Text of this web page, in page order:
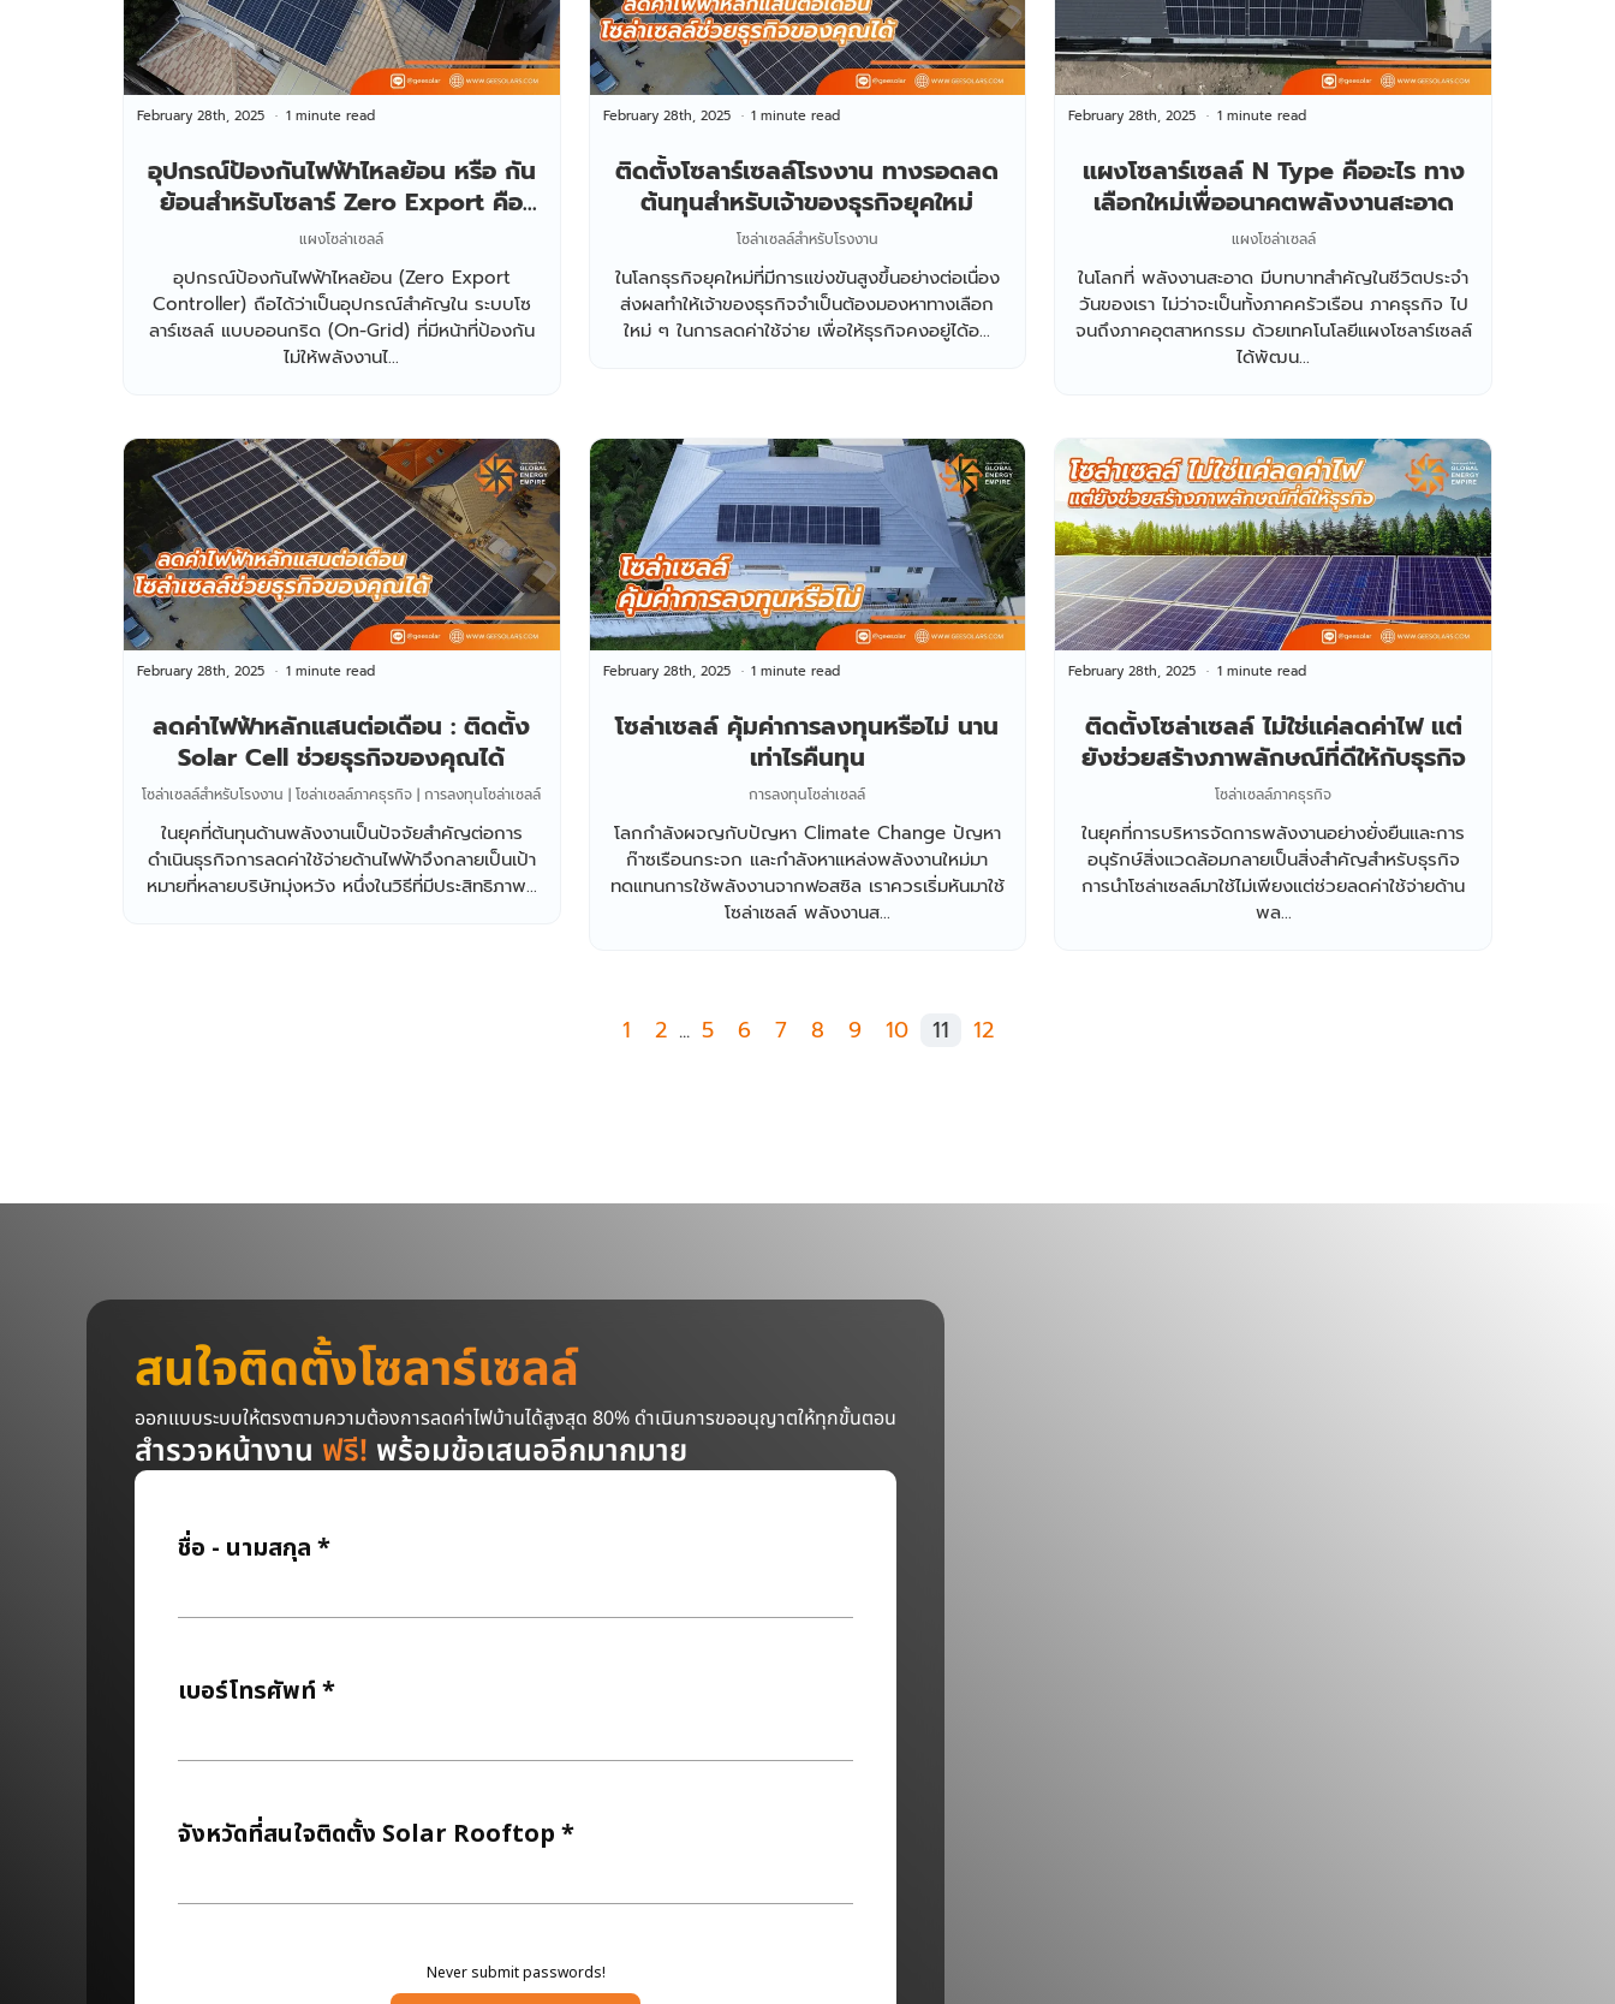
อุปกรณ์ป้องกันไฟฟ้าไหลย้อน หรือ กัน
ย้อนสำหรับโซลาร์ Zero Export คือ
อะไร ทำไมอินเวอร์เตอร์ทุกตัวต้องมี
February 28th, 2025 1 minute read
แผงโซล่าเซลล์
อุปกรณ์ป้องกันไฟฟ้าไหลย้อน (Zero Export
Controller) ถือได้ว่าเป็นอุปกรณ์สำคัญใน ระบบโซ
ลาร์เซลล์ แบบออนกริด (On-Grid) ที่มีหน้าที่ป้องกัน
ไม่ให้พลังงานไ...
ติดตั้งโซลาร์เซลล์โรงงาน ทางรอดลด
ต้นทุนสำหรับเจ้าของธุรกิจยุคใหม่
February 28th, 2025 1 minute read
โซล่าเซลล์สำหรับโรงงาน
ในโลกธุรกิจยุคใหม่ที่มีการแข่งขันสูงขึ้นอย่างต่อเนื่อง
ส่งผลทำให้เจ้าของธุรกิจจำเป็นต้องมองหาทางเลือก
ใหม่ ๆ ในการลดค่าใช้จ่าย เพื่อให้ธุรกิจคงอยู่ได้อ...
แผงโซลาร์เซลล์ N Type คืออะไร ทาง
เลือกใหม่เพื่ออนาคตพลังงานสะอาด
February 28th, 2025 1 minute read
แผงโซล่าเซลล์
ในโลกที่ พลังงานสะอาด มีบทบาทสำคัญในชีวิตประจำ
วันของเรา ไม่ว่าจะเป็นทั้งภาคครัวเรือน ภาคธุรกิจ ไป
จนถึงภาคอุตสาหกรรม ด้วยเทคโนโลยีแผงโซลาร์เซลล์
ได้พัฒน...
ลดค่าไฟฟ้าหลักแสนต่อเดือน : ติดตั้ง
Solar Cell ช่วยธุรกิจของคุณได้
February 28th, 2025 1 minute read
โซล่าเซลล์สำหรับโรงงาน | โซล่าเซลล์ภาคธุรกิจ | การลงทุนโซล่าเซลล์
ในยุคที่ต้นทุนด้านพลังงานเป็นปัจจัยสำคัญต่อการ
ดำเนินธุรกิจการลดค่าใช้จ่ายด้านไฟฟ้าจึงกลายเป็นเป้า
หมายที่หลายบริษัทมุ่งหวัง หนึ่งในวิธีที่มีประสิทธิภาพ...
โซล่าเซลล์ คุ้มค่าการลงทุนหรือไม่ นาน
เท่าไรคืนทุน
February 28th, 2025 1 minute read
การลงทุนโซล่าเซลล์
โลกกำลังผจญกับปัญหา Climate Change ปัญหา
ก๊าซเรือนกระจก และกำลังหาแหล่งพลังงานใหม่มา
ทดแทนการใช้พลังงานจากฟอสซิล เราควรเริ่มหันมาใช้
โซล่าเซลล์ พลังงานส...
ติดตั้งโซล่าเซลล์ ไม่ใช่แค่ลดค่าไฟ แต่
ยังช่วยสร้างภาพลักษณ์ที่ดีให้กับธุรกิจ
February 28th, 2025 1 minute read
โซล่าเซลล์ภาคธุรกิจ
ในยุคที่การบริหารจัดการพลังงานอย่างยั่งยืนและการ
อนุรักษ์สิ่งแวดล้อมกลายเป็นสิ่งสำคัญสำหรับธุรกิจ
การนำโซล่าเซลล์มาใช้ไม่เพียงแต่ช่วยลดค่าใช้จ่ายด้าน
พล...
1 2 ... 5 6 7 8 9 10 11 12
สนใจติดตั้งโซลาร์เซลล์
ออกแบบระบบให้ตรงตามความต้องการลดค่าไฟบ้านได้สูงสุด 80% ดำเนินการขออนุญาตให้ทุกขั้นตอน
สำรวจหน้างาน ฟรี! พร้อมข้อเสนออีกมากมาย